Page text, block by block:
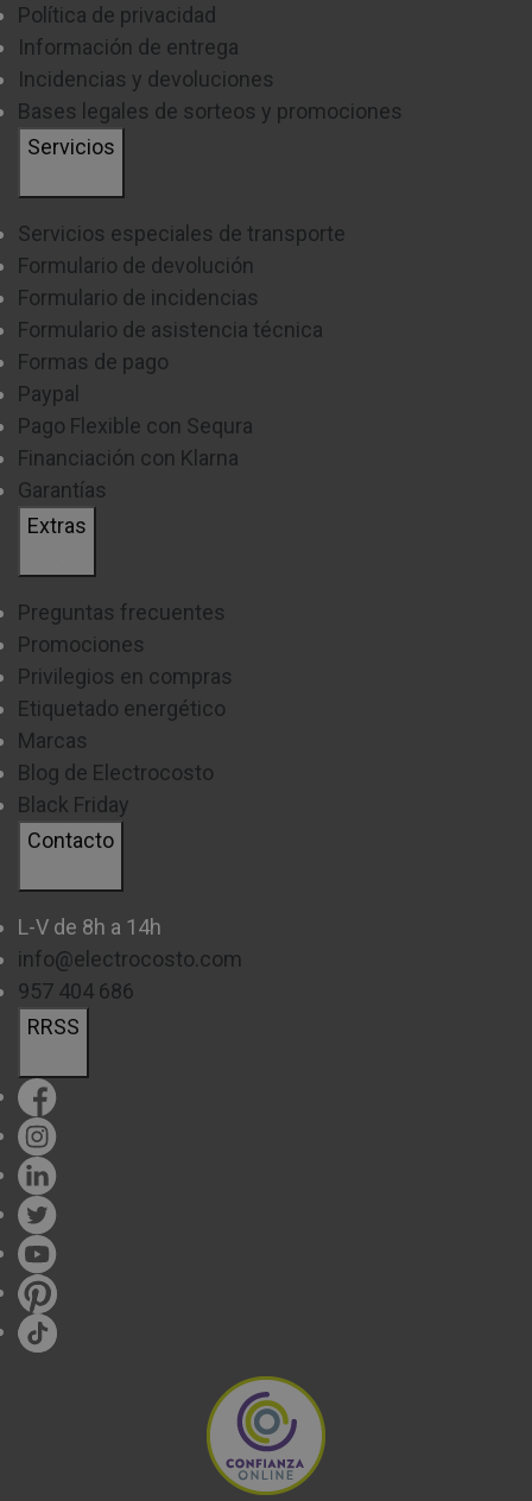
Política de privacidad
Información de entrega
Incidencias y devoluciones
Bases legales de sorteos y promociones
Servicios
Servicios especiales de transporte
Formulario de devolución
Formulario de incidencias
Formulario de asistencia técnica
Formas de pago
Paypal
Pago Flexible con Sequra
Financiación con Klarna
Garantías
Extras
Preguntas frecuentes
Promociones
Privilegios en compras
Etiquetado energético
Marcas
Blog de Electrocosto
Black Friday
Contacto
L-V de 8h a 14h
info@electrocosto.com
957 404 686
RRSS